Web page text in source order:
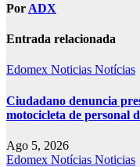
Por ADX
Entrada relacionada
Edomex Noticias Notícias
Ciudadano denuncia
motocicleta de personal
Ago 5, 2026
Edomex Notícias Noticias